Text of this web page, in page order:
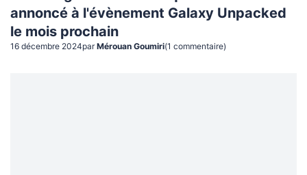
annoncé à l'évènement Galaxy Unpacked
le mois prochain
16 décembre 2024par Mérouan Goumiri(1 commentaire)